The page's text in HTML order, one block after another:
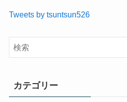
Tweets by tsuntsun526
カテゴリー